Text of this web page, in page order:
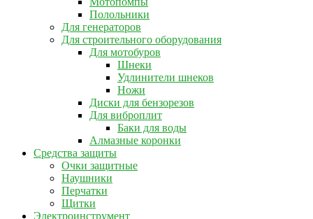
Полольники
Для генераторов
Для строительного оборудования
Для мотобуров
Шнеки
Удлинители шнеков
Ножи
Диски для бензорезов
Для виброплит
Баки для воды
Алмазные коронки
Средства защиты
Очки защитные
Наушники
Перчатки
Щитки
Электроинструмент